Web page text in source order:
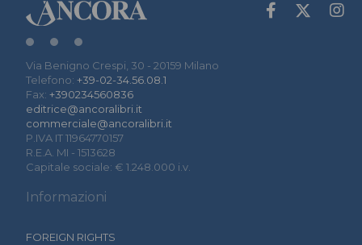
Via Benigno Crespi, 30 - 20159 Milano
Telefono: +39-02-34.56.08.1
Fax: +390234560836
editrice@ancoralibri.it
commerciale@ancoralibri.it
P.IVA IT 11964770157
R.E.A. MI - 1513628
Capitale sociale: € 1.248.000 i.v.
Informazioni
FOREIGN RIGHTS